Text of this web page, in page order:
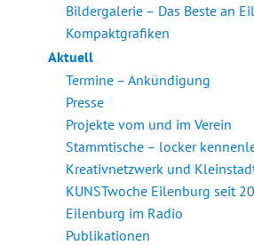
Bildergalerie – Das Beste an
Kompaktgrafiken
Aktuell
Termine – Ankündigung
Presse
Projekte vom und im Verein
Stammtische – locker
Kreativnetzwerk und
KUNSTwoche Eilenburg seit
Eilenburg im Radio
Publikationen